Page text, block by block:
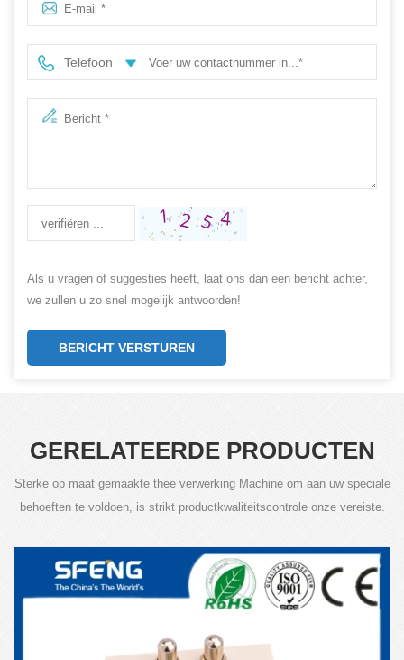
Telefoon
Als u vragen of suggesties heeft, laat ons dan een bericht achter,
we zullen u zo snel mogelijk antwoorden!
BERICHT VERSTUREN
GERELATEERDE PRODUCTEN
Sterke op maat gemaakte thee verwerking Machine om aan uw speciale
behoeften te voldoen, is strikt productkwaliteitscontrole onze vereiste.